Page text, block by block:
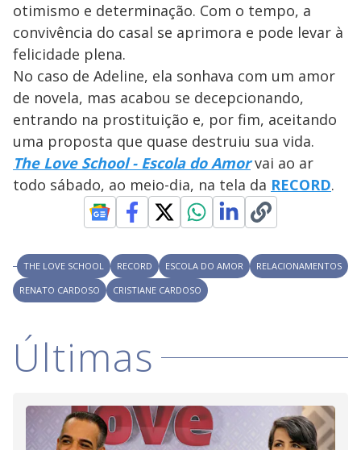
otimismo e determinação. Com o tempo, a
convivência do casal se aprimora e pode levar à
felicidade plena.
No caso de Adeline, ela sonhava com um amor
de novela, mas acabou se decepcionando,
entrando na prostituição e, por fim, aceitando
uma proposta que quase destruiu sua vida.
The Love School - Escola do Amorvai ao ar
todo sábado, ao meio-dia, na tela da RECORD.
THE LOVE SCHOOL RECORD ESCOLA DO AMOR
RELACIONAMENTOS
RENATO CARDOSO
CRISTIANE CARDOSO
Últimas